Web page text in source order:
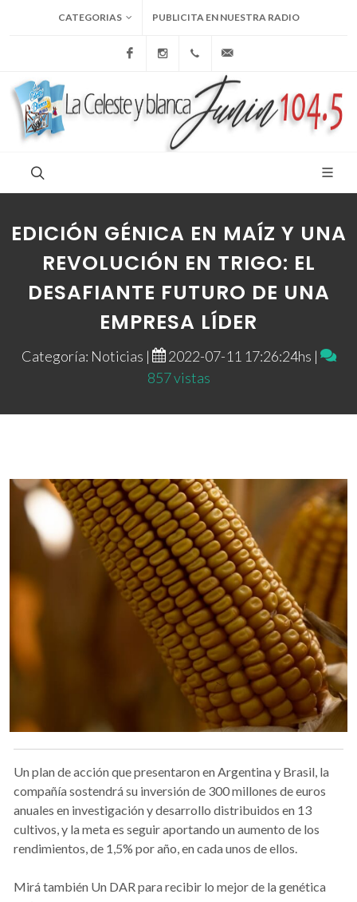
CATEGORIAS PUBLICITA EN NUESTRA RADIO
FacebookInstagram+54 9 236 465-4833
EDICIÓN GÉNICA EN MAÍZ Y UNA
REVOLUCIÓN EN TRIGO: EL
DESAFIANTE FUTURO DE UNA
EMPRESA LÍDER
Categoría: Noticias |
2022-07-11 17:26:24hs |
857 vistas
Un plan de acción que presentaron en Argentina y Brasil, la
compañía sostendrá su inversión de 300 millones de euros
anuales en investigación y desarrollo distribuidos en 13
cultivos, y la meta es seguir aportando un aumento de los
rendimientos, de 1,5% por año, en cada unos de ellos.
Mirá también Un DAR para recibir lo mejor de la genética